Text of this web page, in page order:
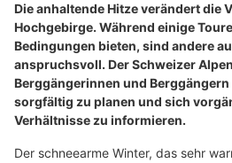
Die anhaltende Hitze verändert die
Hochgebirge. Während einige
Bedingungen bieten, sind andere
anspruchsvoll. Der Schweizer
Berggängerinnen und
sorgfältig zu planen und sich
Verhältnisse zu informieren.
Der schneearme Winter, das sehr